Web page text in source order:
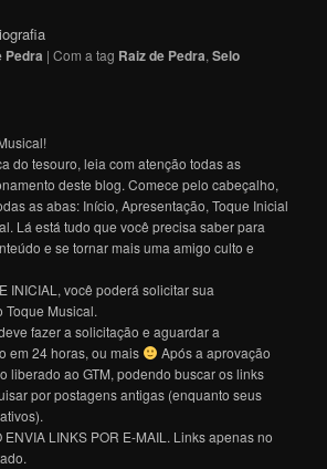
Pedra |Com a tag Raiz de Pedra,Selo
do tesouro, leia com atenção todas as
deste blog. Comece pelo cabeçalho,
as abas: Início, Apresentação, Toque Inicial
Lá está tudo que você precisa saber para
e se tornar mais uma amigo culto e
INICIAL, você poderá solicitar sua
Toque Musical.
fazer a solicitação e aguardar a
em 24 horas, ou mais
Após a aprovação
liberado ao GTM, podendo buscar os links
por postagens antigas (enquanto seus
LINKS POR E-MAIL. Links apenas no